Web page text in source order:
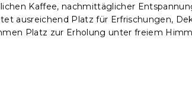
Kaffee, nachmittäglicher
ausreichend Platz für Erfrischungen,
Platz zur Erholung unter freiem